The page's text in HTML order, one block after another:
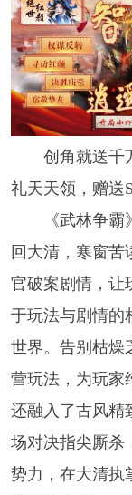
创角就送千
礼天天领，赠送
《武林争
回大清，寒窗苦
官破案剧情，让
于玩法与剧情的
世界。告别枯燥
营玩法，为玩家
还融入了古风精
场对决指尖厮杀
势力，在大清执